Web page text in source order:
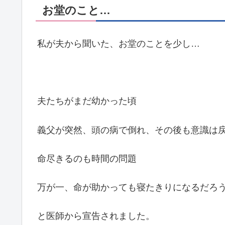
お堂のこと…
私が夫から聞いた、お堂のことを少し…
夫たちがまだ幼かった頃
義父が突然、頭の病で倒れ、その後も意識は戻
命尽きるのも時間の問題
万が一、命が助かっても寝たきりになるだろ
と医師から宣告されました。